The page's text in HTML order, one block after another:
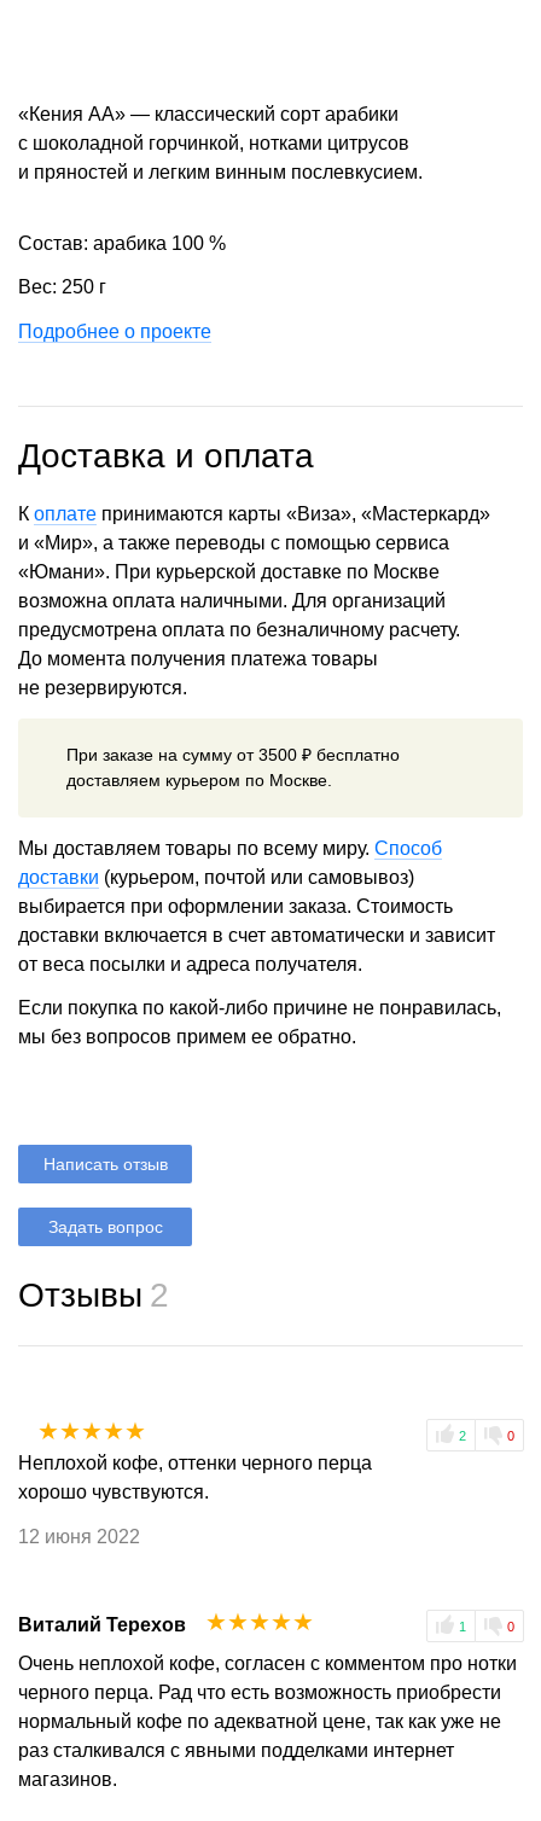
«Кения АА» — классический сорт арабики
с шоколадной горчинкой, нотками цитрусов
и пряностей и легким винным послевкусием.
Состав: арабика 100 %
Вес: 250 г
Подробнее о проекте
Доставка и оплата
К оплате принимаются карты «Виза», «Мастеркард»
и «Мир», а также переводы с помощью сервиса
«Юмани». При курьерской доставке по Москве
возможна оплата наличными. Для организаций
предусмотрена оплата по безналичному расчету.
До момента получения платежа товары
не резервируются.
При заказе на сумму от 3500 ₽ бесплатно
доставляем курьером по Москве.
Мы доставляем товары по всему миру. Способ
доставки (курьером, почтой или самовывоз)
выбирается при оформлении заказа. Стоимость
доставки включается в счет автоматически и зависит
от веса посылки и адреса получателя.
Если покупка по какой-либо причине не понравилась,
мы без вопросов примем ее обратно.
Написать отзыв
Задать вопрос
Отзывы 2
2 0
☆
☆
☆
☆
☆
Неплохой кофе, оттенки черного перца
хорошо чувствуются.
12 июня 2022
Виталий Терехов 1 0
☆
☆
☆
☆
☆
Очень неплохой кофе, согласен с комментом про нотки
черного перца. Рад что есть возможность приобрести
нормальный кофе по адекватной цене, так как уже не
раз сталкивался с явными подделками интернет
магазинов.